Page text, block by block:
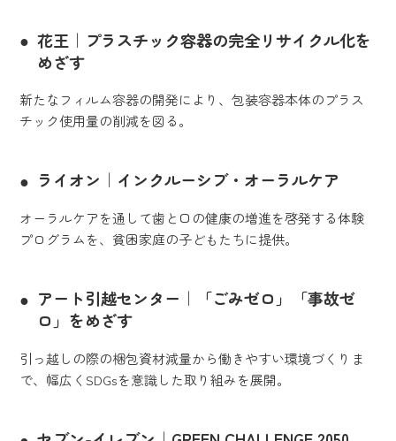
花王｜プラスチック容器の完全リサイクル化を
めざす
新たなフィルム容器の開発により、包装容器本体のプラス
チック使用量の削減を図る。
ライオン｜インクルーシブ・オーラルケア
オーラルケアを通して歯と口の健康の増進を啓発する体験
プログラムを、貧困家庭の子どもたちに提供。
アート引越センター｜「ごみゼロ」「事故ゼ
ロ」をめざす
引っ越しの際の梱包資材減量から働きやすい環境づくりま
で、幅広くSDGsを意識した取り組みを展開。